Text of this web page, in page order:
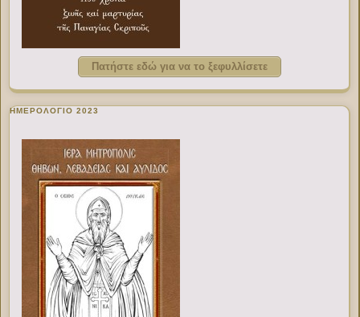
Πατήστε εδώ για να το ξεφυλλίσετε
ΗΜΕΡΟΛΟΓΙΟ 2023